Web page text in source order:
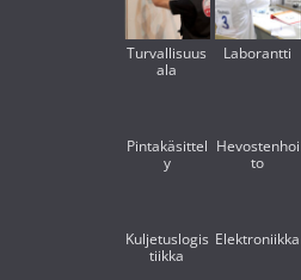
Turvallisuus
ala
Laborantti
Pintakäsittel
y
Hevostenhoi
to
Kuljetuslogis
tiikka
Elektroniikka